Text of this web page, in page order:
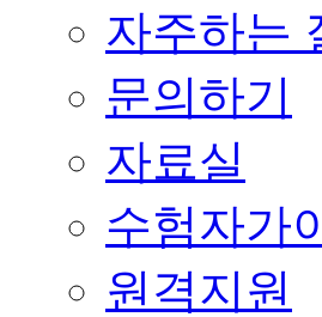
자주하는
문의하기
자료실
수험자가
원격지원